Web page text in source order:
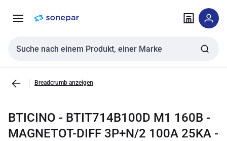
NavigationInhalt
Sucheingabe
Breadcrumb anzeigen
BTICINO - BTIT714B100D M1 160B -
MAGNETOT-DIFF 3P+N/2 100A 25KA -